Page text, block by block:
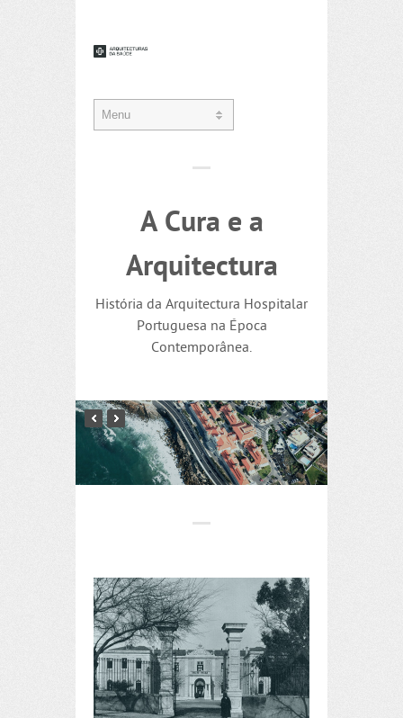
A Cura e a
Arquitectura
História da Arquitectura Hospitalar
Portuguesa na Época
Contemporânea.